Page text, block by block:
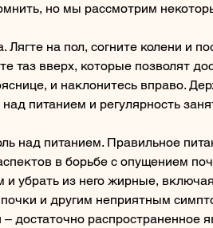
но мы рассмотрим
Лягте на пол, согните колени и
таз вверх, которые позволят
и наклонитесь вправо.
над питанием и регулярность
над питанием. Правильное
в борьбе с опущением
и убрать из него жирные,
и другим неприятным
достаточно распространенное